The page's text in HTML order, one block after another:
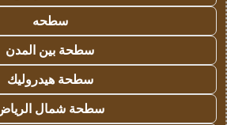
سطحه
سطحة بين المدن
سطحة هيدروليك
سطحة شمال